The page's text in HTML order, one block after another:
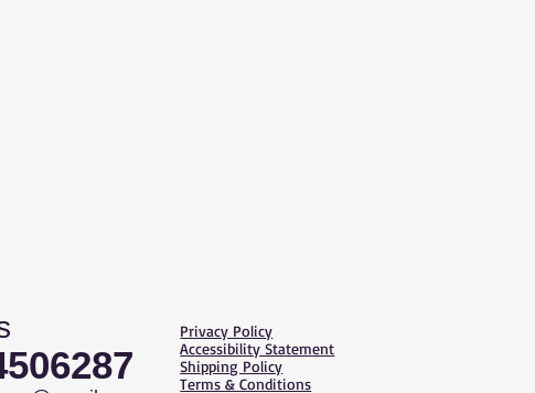
Privacy Policy
Accessibility Statement
Shipping Policy
Terms & Conditions